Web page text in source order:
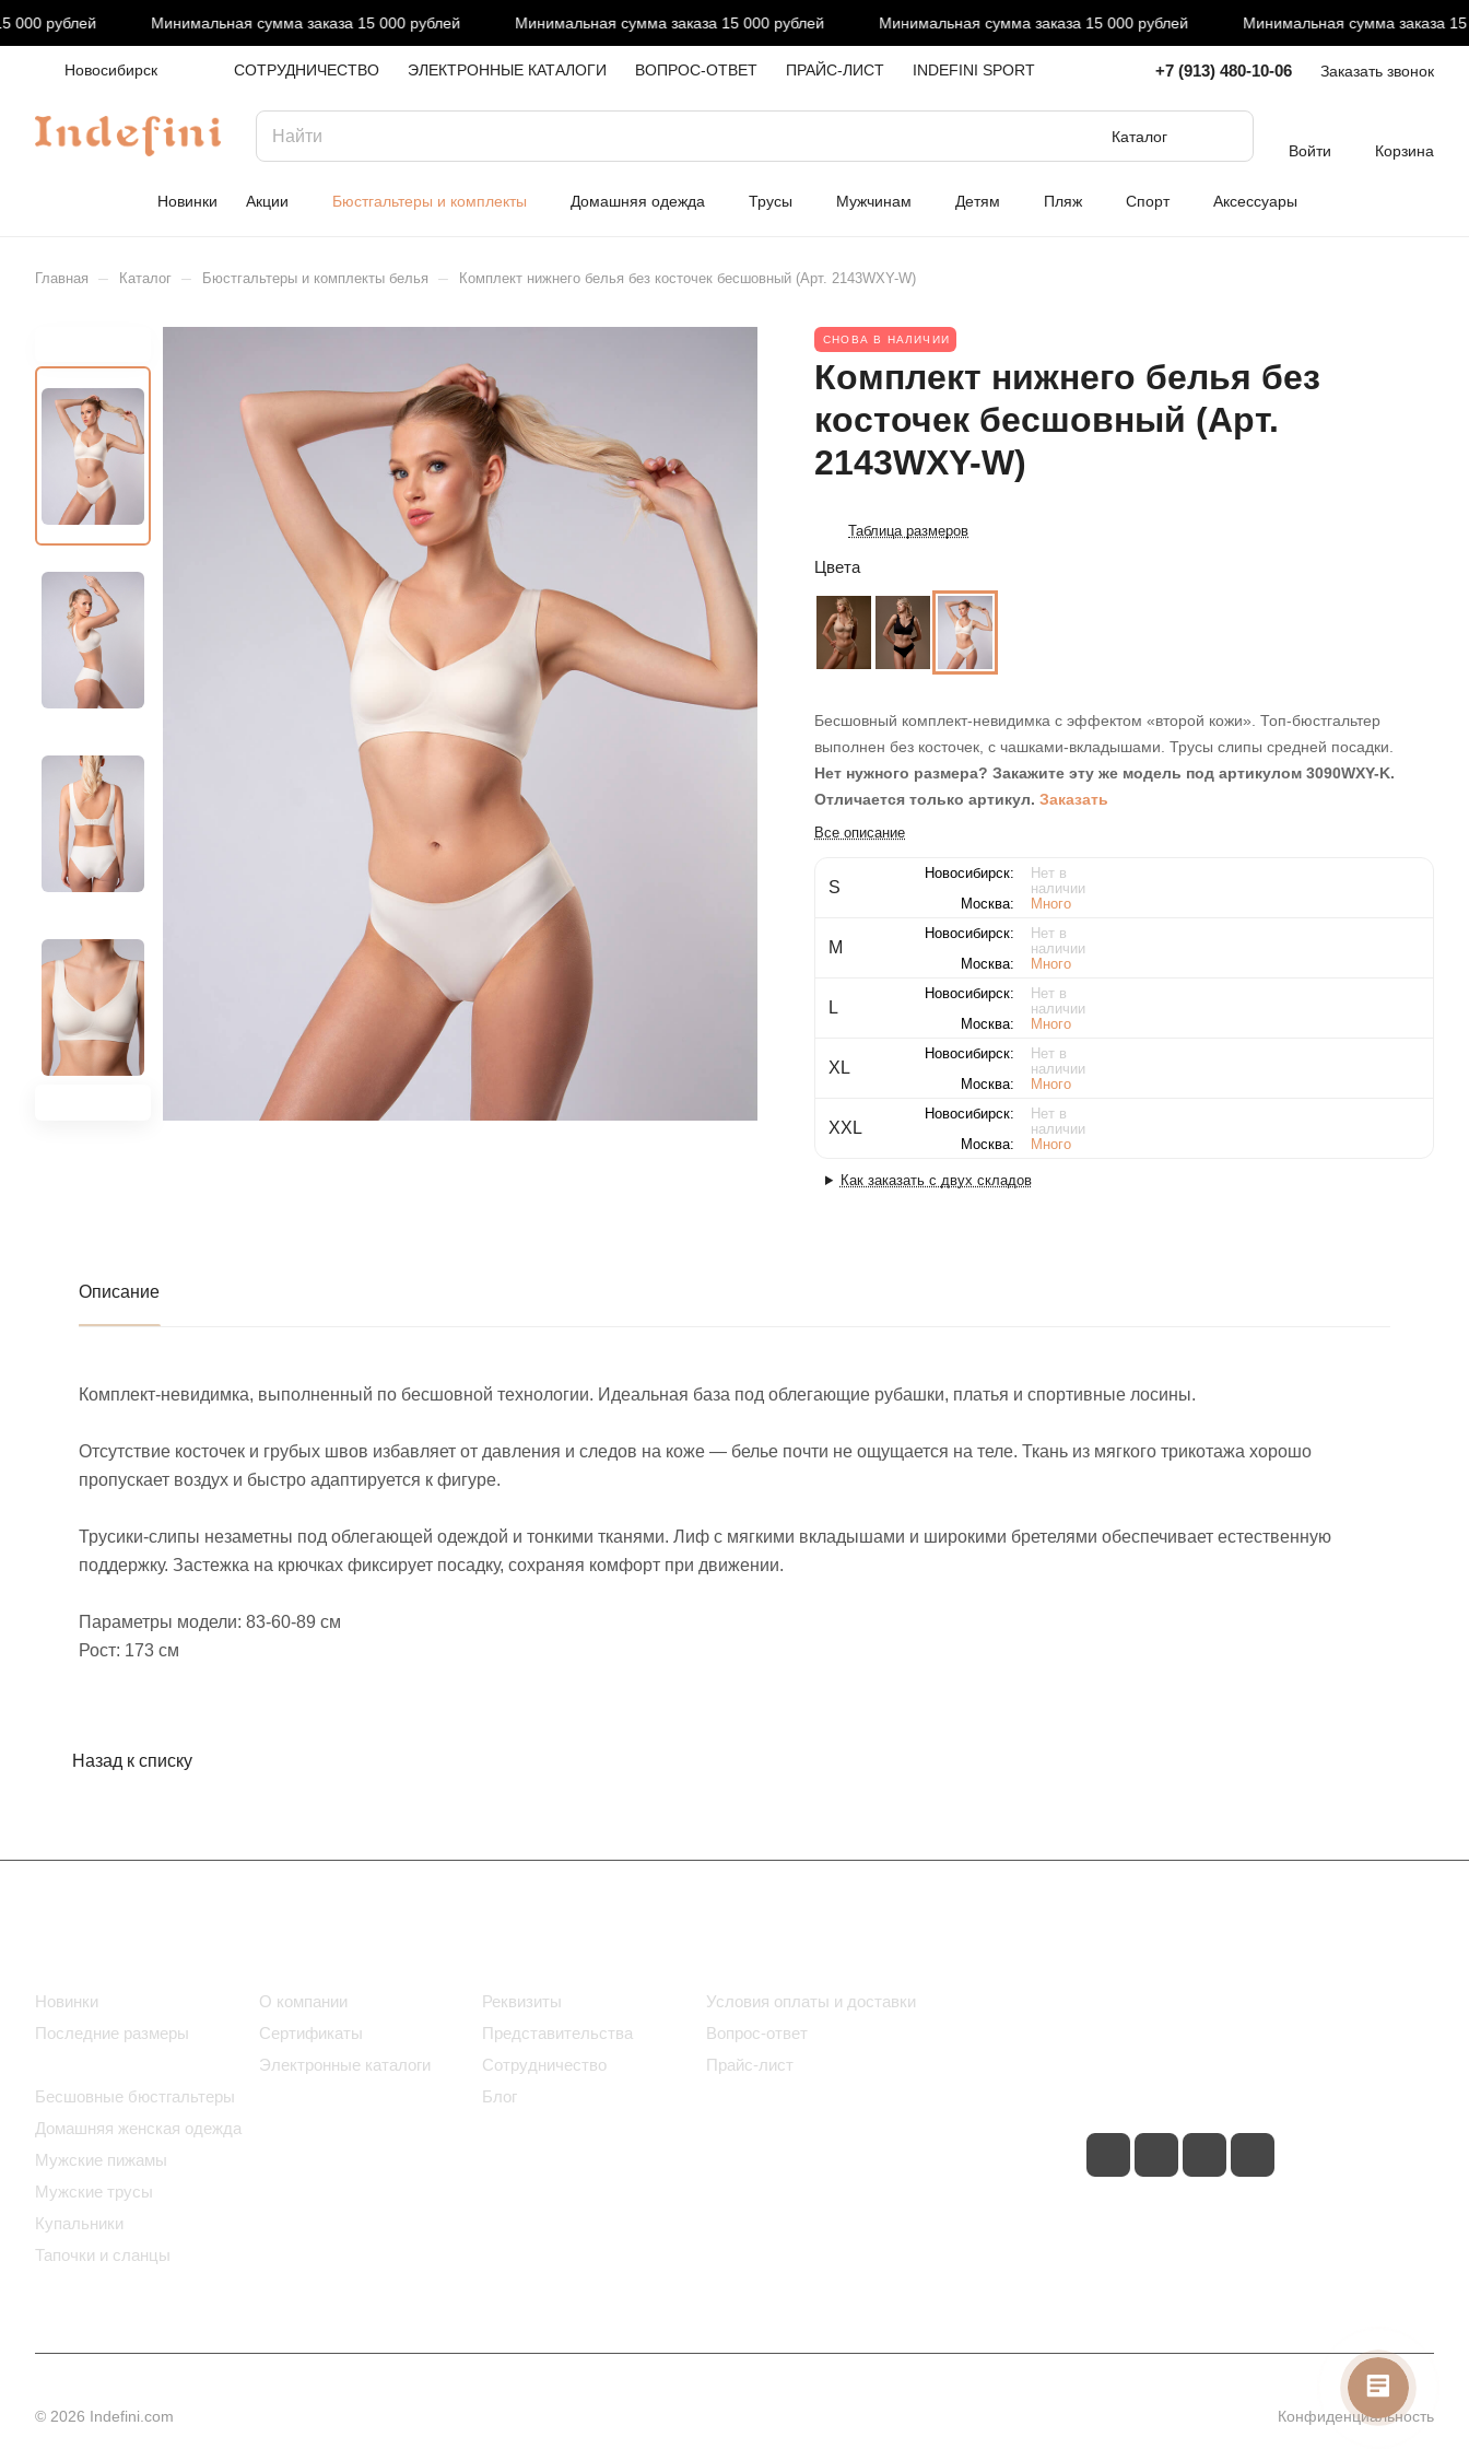
рублей Минимальная сумма заказа 15 000 рублей Минимальная сумма заказа 15 000 рублей Минимальная сумма заказа 15 000 рублей Минимальная сумма заказа 15
Новосибирск СОТРУДНИЧЕСТВО ЭЛЕКТРОННЫЕ КАТАЛОГИ ВОПРОС-ОТВЕТ ПРАЙС-ЛИСТ INDEFINI SPORT +7 (913) 480-10-06 Заказать звонок
Каталог
Войти
Корзина
Новинки Акции Бюстгальтеры и комплекты Домашняя одежда Трусы Мужчинам Детям Пляж Спорт Аксессуары
Главная – Каталог – Бюстгальтеры и комплекты белья – Комплект нижнего белья без косточек бесшовный (Арт. 2143WXY-W)
СНОВА В НАЛИЧИИ
Комплект нижнего белья без
косточек бесшовный (Арт.
2143WXY-W)
Таблица размеров
Цвета
Бесшовный комплект-невидимка с эффектом «второй кожи». Топ-бюстгальтер
выполнен без косточек, с чашками-вкладышами. Трусы слипы средней посадки.
Нет нужного размера? Закажите эту же модель под артикулом 3090WXY-K.
Отличается только артикул. Заказать
Все описание
S
Новосибирск:
Нет в
наличии
Москва:
Много
M
Новосибирск:
Нет в
наличии
Москва:
Много
L
Новосибирск:
Нет в
наличии
Москва:
Много
XL
Новосибирск:
Нет в
наличии
Москва:
Много
XXL
Новосибирск:
Нет в
наличии
Москва:
Много
Как заказать с двух складов
Описание
Комплект-невидимка, выполненный по бесшовной технологии. Идеальная база под облегающие рубашки, платья и спортивные лосины.
Отсутствие косточек и грубых швов избавляет от давления и следов на коже — белье почти не ощущается на теле. Ткань из мягкого трикотажа хорошо
пропускает воздух и быстро адаптируется к фигуре.
Трусики-слипы незаметны под облегающей одеждой и тонкими тканями. Лиф с мягкими вкладышами и широкими бретелями обеспечивает естественную
поддержку. Застежка на крючках фиксирует посадку, сохраняя комфорт при движении.
Параметры модели: 83-60-89 см
Рост: 173 см
Назад к списку
Новинки
Последние размеры
Бесшовные бюстгальтеры
Домашняя женская одежда
Мужские пижамы
Мужские трусы
Купальники
Тапочки и сланцы
О компании
Сертификаты
Электронные каталоги
Реквизиты
Представительства
Сотрудничество
Блог
Условия оплаты и доставки
Вопрос-ответ
Прайс-лист
© 2026 Indefini.com Конфиденциальность